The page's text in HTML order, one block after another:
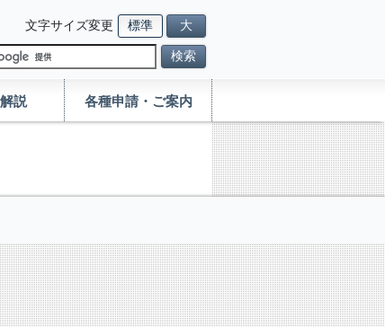
文字サイズ変更 標準 大
検索
説 各種申請・ご案内